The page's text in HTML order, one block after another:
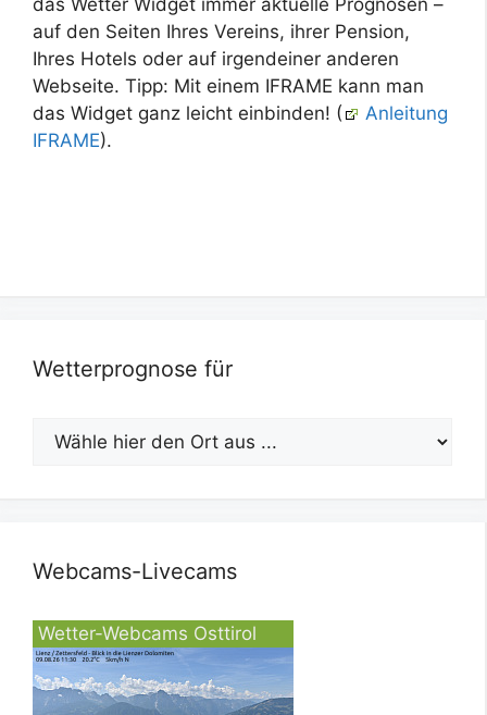
auf den Seiten Ihres Vereins, ihrer Pension,
Ihres Hotels oder auf irgendeiner anderen
Webseite. Tipp: Mit einem IFRAME kann man
das Widget ganz leicht einbinden! (
Anleitung
IFRAME).
Wetterprognose für
Webcams-Livecams
Wetter-Webcams Osttirol